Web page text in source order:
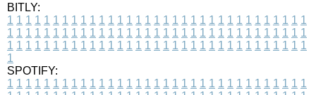
BITLY:
1 1 1 1 1 1 1 1 1 1 1 1 1 1 1 1 1 1 1 1 1 1 1 1 1 1 1 1 1 1 1 1 1
1 1 1 1 1 1 1 1 1 1 1 1 1 1 1 1 1 1 1 1 1 1 1 1 1 1 1 1 1 1 1 1 1
1 1 1 1 1 1 1 1 1 1 1 1 1 1 1 1 1 1 1 1 1 1 1 1 1 1 1 1 1 1 1 1 1
1
SPOTIFY:
1 1 1 1 1 1 1 1 1 1 1 1 1 1 1 1 1 1 1 1 1 1 1 1 1 1 1 1 1 1 1 1 1